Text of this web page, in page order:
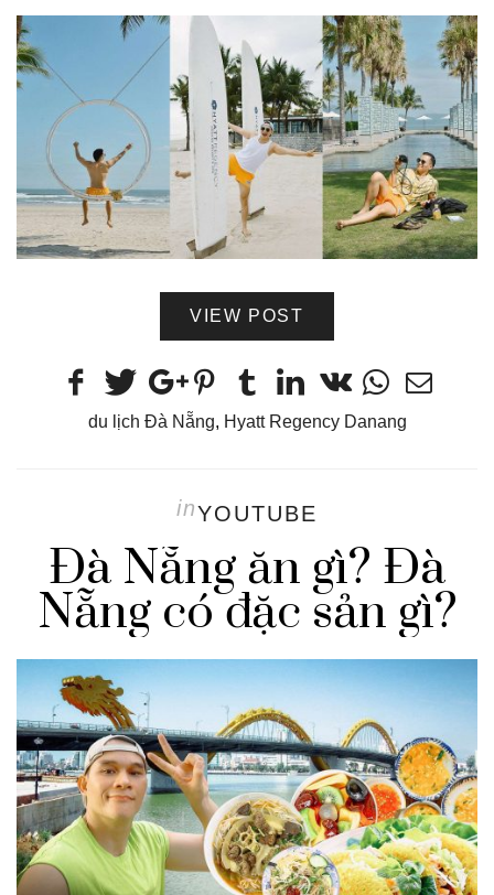
VIEW POST
du lịch Đà Nẵng, Hyatt Regency Danang
inYOUTUBE
Đà Nẵng ăn gì? Đà
Nẵng có đặc sản gì?